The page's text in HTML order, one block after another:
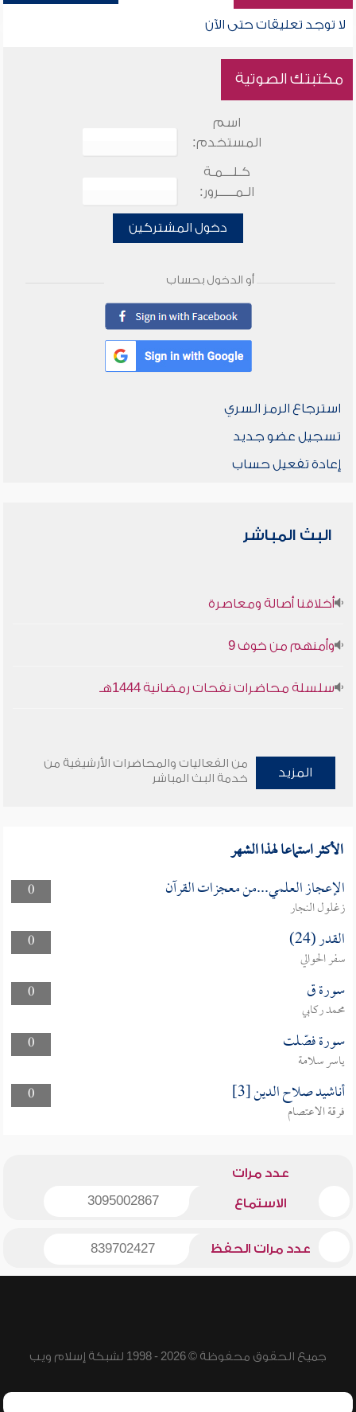
لا توجد تعليقات حتى الآن
مكتبتك الصوتية
اسم
المستخدم:
كـلـــمـة
الـمـــــرور:
دخول المشتركين
أو الدخول بحساب
استرجاع الرمز السري
تسجيل عضو جديد
إعادة تفعيل حساب
البث المباشر
أخلاقنا أصالة ومعاصرة
وأمنهم من خوف 9
سلسلة محاضرات نفحات رمضانية 1444هـ
المزيد
من الفعاليات والمحاضرات الأرشيفية من
خدمة البث المباشر
الأكثر استماعا لهذا الشهر
0 الإعجاز العلمي...من معجزات القرآن
زغلول النجار
0
القدر (24)
سفر الحوالي
0
سورة ق
محمد ركابي
0
سورة فصّلت
ياسر سلامة
0
أناشيد صلاح الدين [3]
فرقة الاعتصام
عدد مرات
الاستماع 3095002867
عدد مرات الحفظ 839702427
جميع الحقوق محفوظة © 2026 - 1998 لشبكة إسلام ويب